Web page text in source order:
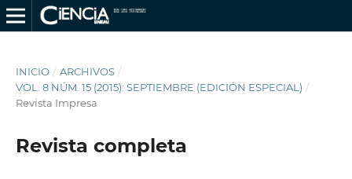
INICIO / ARCHIVOS /
VOL. 8 NÚM. 15 (2015): SEPTIEMBRE (EDICIÓN ESPECIAL) /
Revista Impresa
Revista completa